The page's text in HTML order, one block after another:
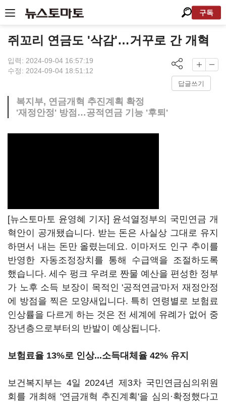
구독
쥐꼬리 연금도 '삭감'…거꾸로 간 개혁
입력: 2024-09-04 16:57:19
수정: 2024-09-04 18:51:12
답글쓰기
복지부, 연금개혁 추진계획 확정
'재정안정' 방점…공적연금 기능 '후퇴'
[뉴스토마토 윤영혜 기자] 윤석열정부의 국민연금 개
혁안이 공개됐습니다. 받는 돈은 사실상 그대로 유지
하면서 내는 돈만 올렸는데요. 이마저도 인구 추이를
반영한 자동조정장치를 통해 수급액을 조절하도록
했습니다. 세수 펑크 우려로 짠물 예산을 편성한 정부
가 노후 소득 보장이 목적인 '공적연금'마저 재정안정
에 방점을 찍은 모양새입니다. 특히 연령별로 보험료
인상률을 다르게 하는 것은 전 세계에 유례가 없어 중
장년층으로부터의 반발이 예상됩니다.
보험료율 13%로 인상...소득대체율 42% 유지
보건복지부는 4일 2024년 제3차 국민연금심의위원
회를 개최해 '연금개혁 추진계획'을 심의·확정했다고